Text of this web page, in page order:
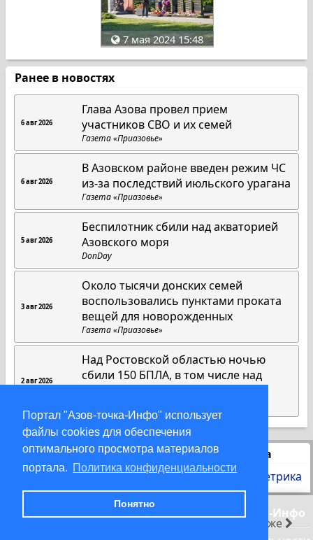
Портал "Азов-точка-Инфо" использует
файлы cookies для обеспечения
оптимального просмотра материалов
портала. Политика конфиденциальности
Понятно
позже
7 мая 2024 15:48
Ранее в новостях
6 авг 2026
Глава Азова провел прием
участников СВО и их семей
Газета «Приазовье»
6 авг 2026
В Азовском районе введен режим ЧС
из-за последствий июльского урагана
Газета «Приазовье»
5 авг 2026
Беспилотник сбили над акваторией
Азовского моря
DonDay
3 авг 2026
Около тысячи донских семей
воспользовались пунктами проката
вещей для новорожденных
Газета «Приазовье»
2 авг 2026
Над Ростовской областью ночью
сбили 150 БПЛА, в том числе над
Статистика
© 2000-2026 Азов-точка-Инфо